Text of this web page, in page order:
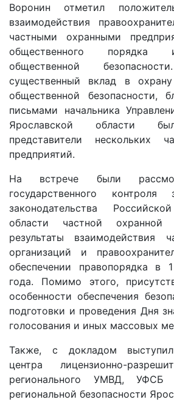
Воронин отметил
взаимодействия
частными охранными
общественного порядка
общественной
существенный вклад в
общественной безопасности,
письмами начальника
Ярославской области
представители нескольких
предприятий.
На встрече были
государственного
законодательства
области частной охранной
результаты взаимодействия
организаций и
обеспечении правопорядка в
года. Помимо этого,
особенности обеспечения
подготовки и проведения Дня
голосования и иных массовых
Также, с докладом
центра лицензионно-
регионального УМВД, УФСБ
региональной безопасности